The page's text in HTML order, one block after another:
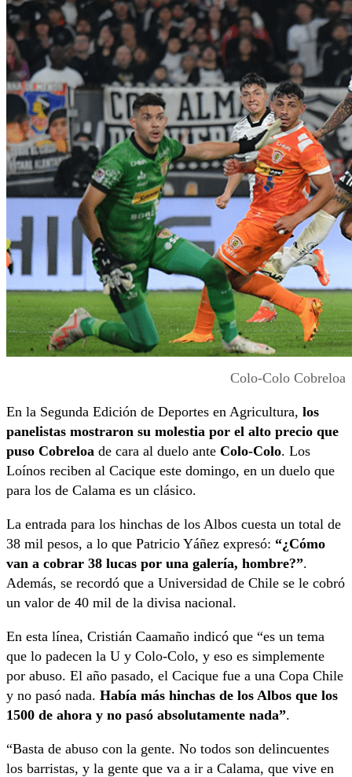
Colo-Colo Cobreloa
En la Segunda Edición de Deportes en Agricultura, los
panelistas mostraron su molestia por el alto precio que
puso Cobreloa de cara al duelo ante Colo-Colo. Los
Loínos reciben al Cacique este domingo, en un duelo que
para los de Calama es un clásico.
La entrada para los hinchas de los Albos cuesta un total de
38 mil pesos, a lo que Patricio Yáñez expresó: “¿Cómo
van a cobrar 38 lucas por una galería, hombre?”.
Además, se recordó que a Universidad de Chile se le cobró
un valor de 40 mil de la divisa nacional.
En esta línea, Cristián Caamaño indicó que “es un tema
que lo padecen la U y Colo-Colo, y eso es simplemente
por abuso. El año pasado, el Cacique fue a una Copa Chile
y no pasó nada. Había más hinchas de los Albos que los
1500 de ahora y no pasó absolutamente nada”.
“Basta de abuso con la gente. No todos son delincuentes
los barristas, y la gente que va a ir a Calama, que vive en